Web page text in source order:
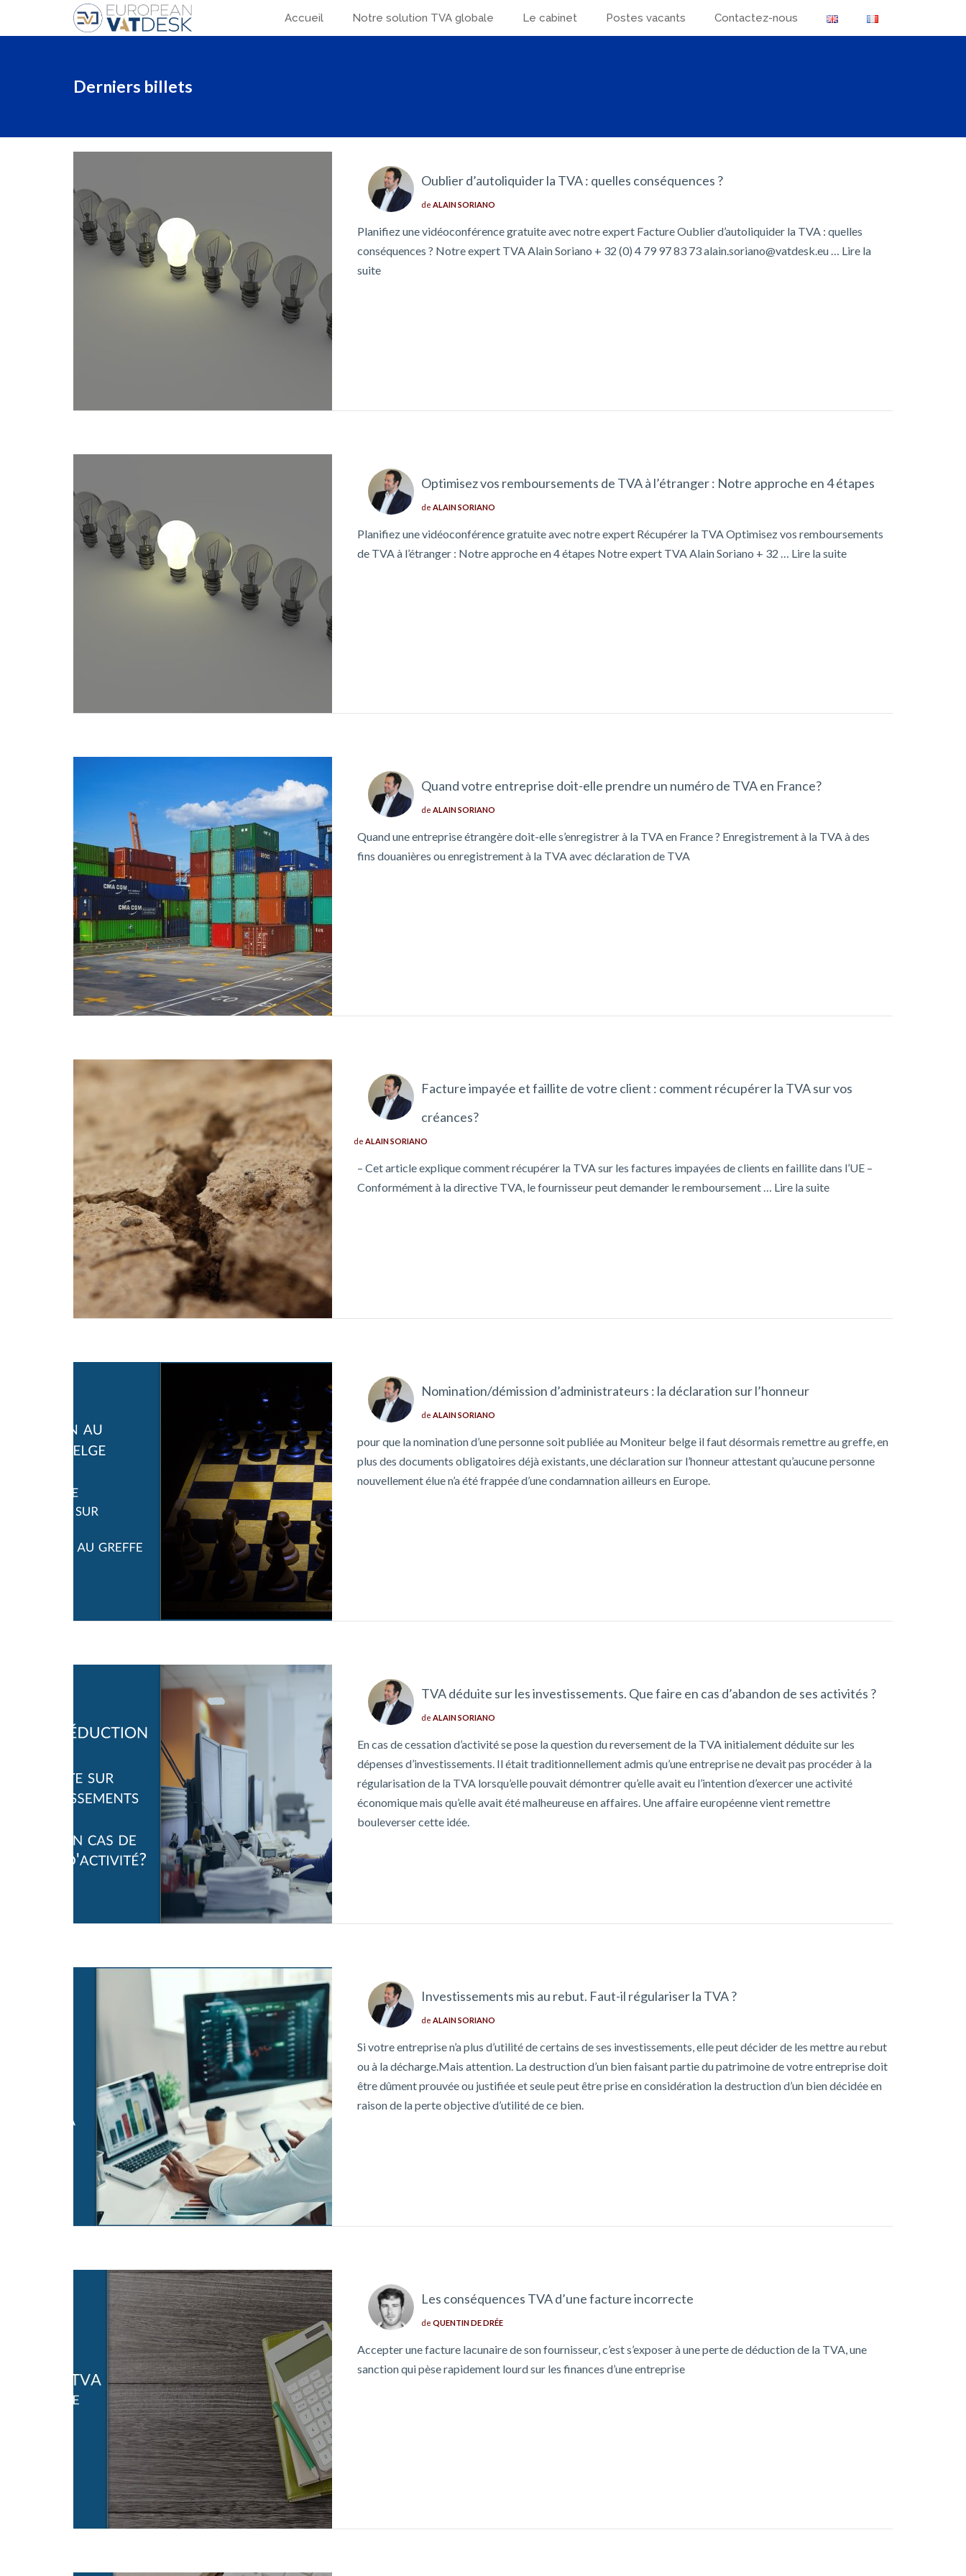
Accueil Notre solution TVA globale Le cabinet Postes vacants Contactez-nous
Derniers billets
Oublier d’autoliquider la TVA : quelles conséquences ?
de ALAIN SORIANO
Planifiez une vidéoconférence gratuite avec notre expert Facture Oublier d’autoliquider la TVA : quelles
conséquences ? Notre expert TVA Alain Soriano + 32 (0) 4 79 97 83 73 alain.soriano@vatdesk.eu … Lire la
suite
Optimisez vos remboursements de TVA à l’étranger : Notre approche en 4 étapes
de ALAIN SORIANO
Planifiez une vidéoconférence gratuite avec notre expert Récupérer la TVA Optimisez vos remboursements
de TVA à l’étranger : Notre approche en 4 étapes Notre expert TVA Alain Soriano + 32 … Lire la suite
Quand votre entreprise doit-elle prendre un numéro de TVA en France?
de ALAIN SORIANO
Quand une entreprise étrangère doit-elle s’enregistrer à la TVA en France ? Enregistrement à la TVA à des
fins douanières ou enregistrement à la TVA avec déclaration de TVA
Facture impayée et faillite de votre client : comment récupérer la TVA sur vos
créances?
de ALAIN SORIANO
– Cet article explique comment récupérer la TVA sur les factures impayées de clients en faillite dans l’UE –
Conformément à la directive TVA, le fournisseur peut demander le remboursement … Lire la suite
Nomination/démission d’administrateurs : la déclaration sur l’honneur
de ALAIN SORIANO
pour que la nomination d’une personne soit publiée au Moniteur belge il faut désormais remettre au greffe, en
plus des documents obligatoires déjà existants, une déclaration sur l’honneur attestant qu’aucune personne
nouvellement élue n’a été frappée d’une condamnation ailleurs en Europe.
TVA déduite sur les investissements. Que faire en cas d’abandon de ses activités ?
de ALAIN SORIANO
En cas de cessation d’activité se pose la question du reversement de la TVA initialement déduite sur les
dépenses d’investissements. Il était traditionnellement admis qu’une entreprise ne devait pas procéder à la
régularisation de la TVA lorsqu’elle pouvait démontrer qu’elle avait eu l’intention d’exercer une activité
économique mais qu’elle avait été malheureuse en affaires. Une affaire européenne vient remettre
bouleverser cette idée.
Investissements mis au rebut. Faut-il régulariser la TVA ?
de ALAIN SORIANO
Si votre entreprise n’a plus d’utilité de certains de ses investissements, elle peut décider de les mettre au rebut
ou à la décharge.Mais attention. La destruction d’un bien faisant partie du patrimoine de votre entreprise doit
être dûment prouvée ou justifiée et seule peut être prise en considération la destruction d’un bien décidée en
raison de la perte objective d’utilité de ce bien.
Les conséquences TVA d’une facture incorrecte
de QUENTIN DE DRÉE
Accepter une facture lacunaire de son fournisseur, c’est s’exposer à une perte de déduction de la TVA, une
sanction qui pèse rapidement lourd sur les finances d’une entreprise